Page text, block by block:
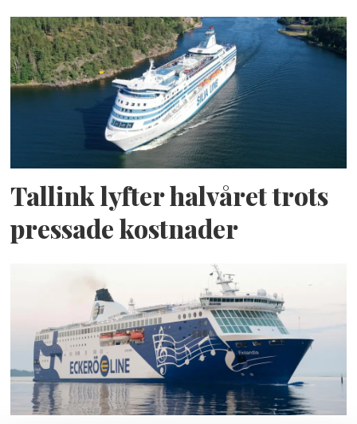
Tallink lyfter halvåret trots
pressade kostnader